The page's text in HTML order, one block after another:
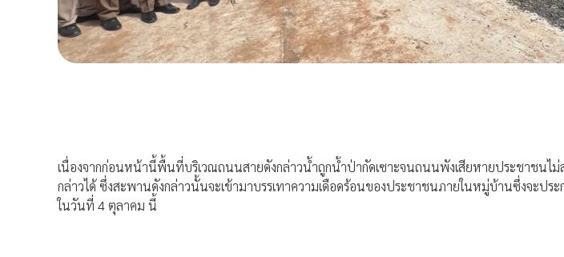
เนื่องจากก่อนหน้านี้พื้นที่บริเวณถนนสายดังกล่าวน้ำถูกน้ำป่ากัดเซาะจนถนนพังเสียหายประชาชนไม่
กล่าวได้ ซึ่งสะพานดังกล่าวนั้นจะเข้ามาบรรเทาความเดือดร้อนของประชาชนภายในหมู่บ้านซึ่งจะประ
ในวันที่ 4 ตุลาคม นี้